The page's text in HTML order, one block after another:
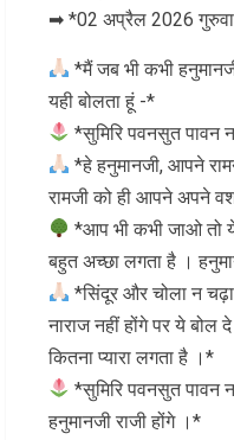
➡ *02 अप्रैल 2026
*मैं जब भी कभी
यही बोलता हूं -*
*सुमिरि पवनसुत पावन
*हे हनुमानजी, आपने
रामजी को ही आपने अपने
*आप भी कभी जाओ तो
बहुत अच्‍छा लगता है ।
*सिंदूर और चोला न
नाराज नहीं होंगे पर ये बोल
कितना प्‍यारा लगता है ।*
*सुमिरि पवनसुत पावन
हनुमानजी राजी होंगे ।*